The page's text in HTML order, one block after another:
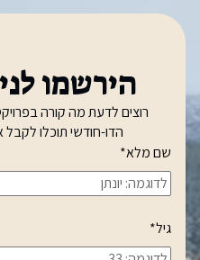
הירשמו
רוצים לדעת מה קורה
הדו-חודשי תוכלו
שם מלא*
גיל*